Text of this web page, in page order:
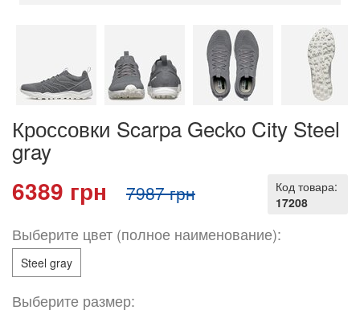
Кроссовки Scarpa Gecko City Steel
gray
Код товара:
17208
6389 грн 7987 грн
Выберите цвет (полное наименование):
Steel gray
Выберите размер: